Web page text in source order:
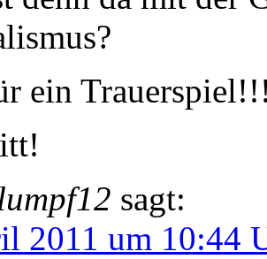
ein
sagt:
2011 um 10:44